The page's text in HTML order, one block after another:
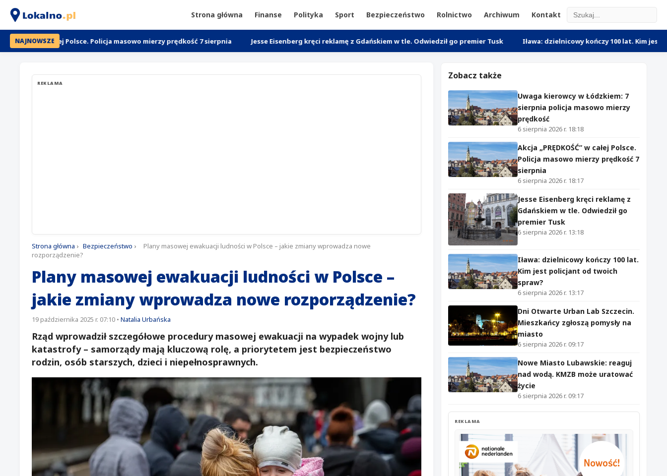
Strona główna Finanse Polityka Sport Bezpieczeństwo Rolnictwo Archiwum Kontakt
NAJNOWSZE
w całej Polsce. Policja masowo mierzy prędkość 7 sierpnia Jesse Eisenberg kręci reklamę z Gdańskiem w tle. Odwiedził go premier Tusk Iława: dzielnicowy kończy 100 lat. Kim jest policjant
REKLAMA
Strona główna › Bezpieczeństwo ›
Plany masowej ewakuacji ludności w Polsce – jakie zmiany wprowadza nowe
rozporządzenie?
Plany masowej ewakuacji ludności w Polsce –
jakie zmiany wprowadza nowe rozporządzenie?
19 października 2025 r. 07:10 • Natalia Urbańska
Rząd wprowadził szczegółowe procedury masowej ewakuacji na wypadek wojny lub
katastrofy – samorządy mają kluczową rolę, a priorytetem jest bezpieczeństwo
rodzin, osób starszych, dzieci i niepełnosprawnych.
Zobacz także
Uwaga kierowcy w Łódzkiem: 7
sierpnia policja masowo mierzy
prędkość
6 sierpnia 2026 r. 18:18
Akcja „PRĘDKOŚĆ” w całej Polsce.
Policja masowo mierzy prędkość 7
sierpnia
6 sierpnia 2026 r. 18:17
Jesse Eisenberg kręci reklamę z
Gdańskiem w tle. Odwiedził go
premier Tusk
6 sierpnia 2026 r. 13:18
Iława: dzielnicowy kończy 100 lat.
Kim jest policjant od twoich
spraw?
6 sierpnia 2026 r. 13:17
Dni Otwarte Urban Lab Szczecin.
Mieszkańcy zgłoszą pomysły na
miasto
6 sierpnia 2026 r. 09:17
Nowe Miasto Lubawskie: reaguj
nad wodą. KMZB może uratować
życie
6 sierpnia 2026 r. 09:17
REKLAMA